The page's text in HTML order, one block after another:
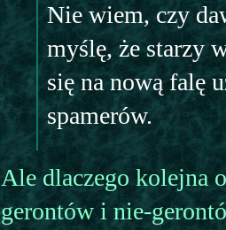
Nie wiem, czy
myślę, że starzy
się na nową falę
spamerów.
Ale dlaczego kolejna
gerontów i nie-